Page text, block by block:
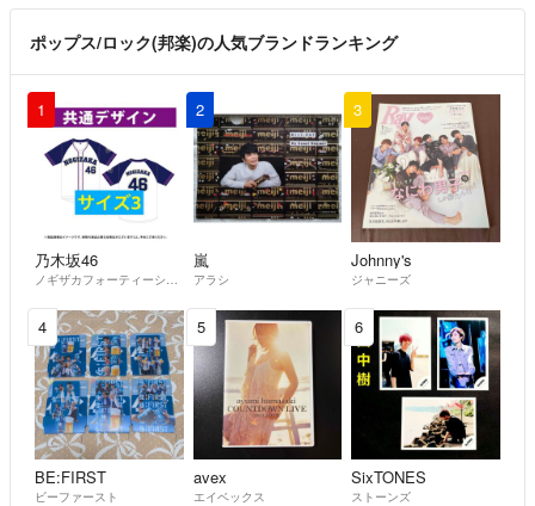
ポップス/ロック(邦楽)の人気ブランドランキング
1
乃木坂46
ノギザカフォーティーシックス
2
嵐
アラシ
3
Johnny's
ジャニーズ
4
BE:FIRST
ビーファースト
5
avex
エイベックス
6
SixTONES
ストーンズ